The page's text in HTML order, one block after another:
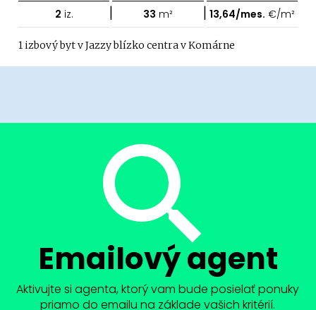
2 iz. | 33 m² | 13,64/mes. €/m²
1 izbový byt v Jazzy blízko centra v Komárne
Emailový agent
Aktivujte si agenta, ktorý vam bude posielať ponuky
priamo do emailu na základe vašich kritérií.